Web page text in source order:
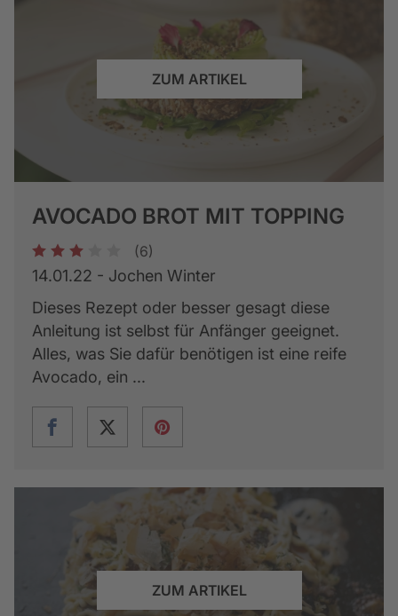
ZUM ARTIKEL
AVOCADO BROT MIT TOPPING
1 2 3 (6)
14.01.22 - Jochen Winter
Dieses Rezept oder besser gesagt diese
Anleitung ist selbst für Anfänger geeignet.
Alles, was Sie dafür benötigen ist eine reife
Avocado, ein ...
ZUM ARTIKEL